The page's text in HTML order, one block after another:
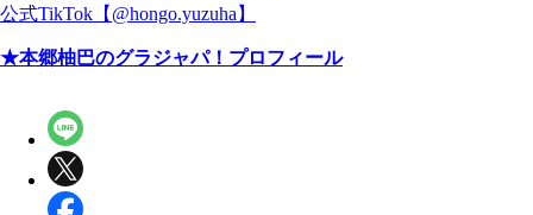
公式TikTok【@hongo.yuzuha】
★本郷柚巴のグラジャパ！プロフィール